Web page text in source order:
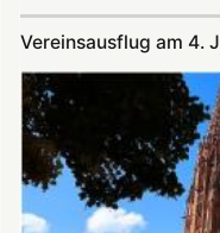
und
August
der
Burg:
After
Work
Vereinsausflug am 4.